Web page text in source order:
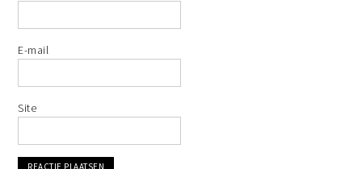
E-mail
Site